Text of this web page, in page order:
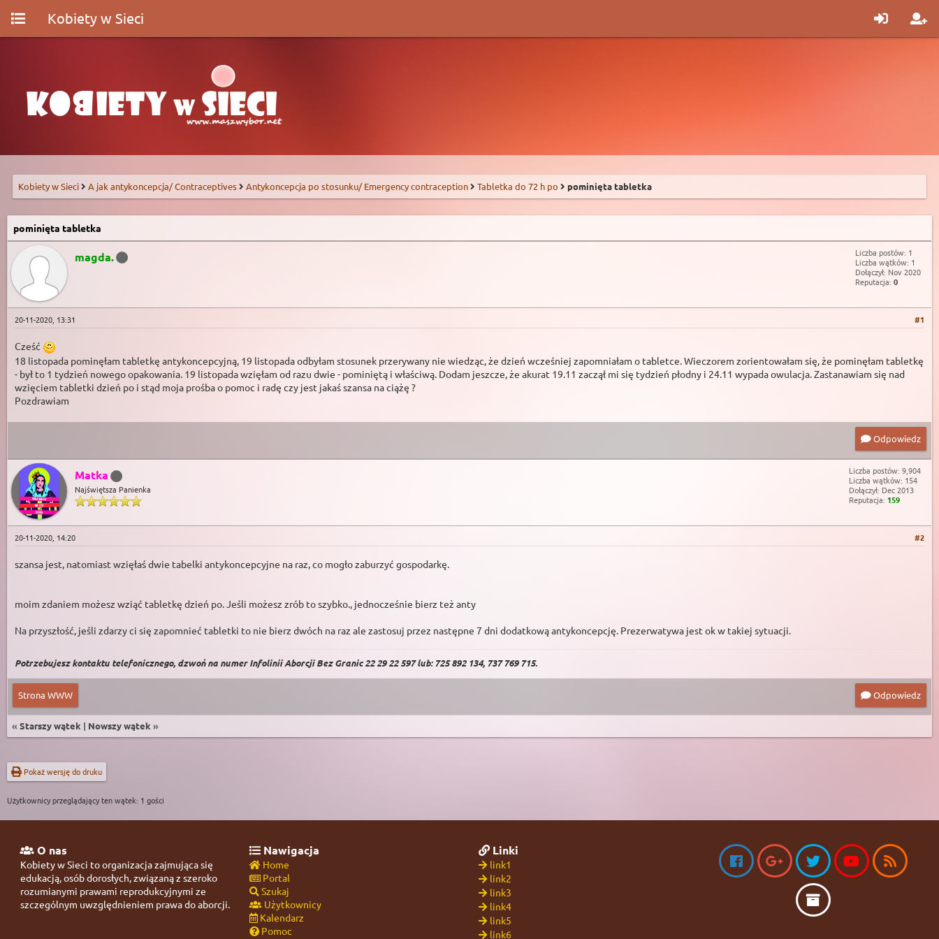
Kobiety w Sieci
Kobiety w Sieci A jak antykoncepcja/ Contraceptives Antykoncepcja po stosunku/ Emergency contraception Tabletka do 72 h po pominięta tabletka
pominięta tabletka
magda.
Liczba postów: 1
Liczba wątków: 1
Dołączył: Nov 2020
Reputacja: 0
#1
20-11-2020, 13:31
Cześć
18 listopada pominęłam tabletkę antykoncepcyjną, 19 listopada odbyłam stosunek przerywany nie wiedząc, że dzień wcześniej zapomniałam o tabletce. Wieczorem zorientowałam się, że pominęłam tabletkę
- był to 1 tydzień nowego opakowania. 19 listopada wzięłam od razu dwie - pominiętą i właściwą. Dodam jeszcze, że akurat 19.11 zaczął mi się tydzień płodny i 24.11 wypada owulacja. Zastanawiam się nad
wzięciem tabletki dzień po i stąd moja prośba o pomoc i radę czy jest jakaś szansa na ciążę ?
Pozdrawiam
Odpowiedz
Matka
Najświętsza Panienka
Liczba postów: 9,904
Liczba wątków: 154
Dołączył: Dec 2013
Reputacja: 159
#2
20-11-2020, 14:20
szansa jest, natomiast wzięłaś dwie tabelki antykoncepcyjne na raz, co mogło zaburzyć gospodarkę.
moim zdaniem możesz wziąć tabletkę dzień po. Jeśli możesz zrób to szybko., jednocześnie bierz też anty
Na przyszłość, jeśli zdarzy ci się zapomnieć tabletki to nie bierz dwóch na raz ale zastosuj przez następne 7 dni dodatkową antykoncepcję. Prezerwatywa jest ok w takiej sytuacji.
Potrzebujesz kontaktu telefonicznego, dzwoń na numer Infolinii Aborcji Bez Granic 22 29 22 597 lub: 725 892 134, 737 769 715.
Strona WWW Odpowiedz
« Starszy wątek | Nowszy wątek »
Pokaż wersję do druku
Użytkownicy przeglądający ten wątek: 1 gości
O nas
Kobiety w Sieci to organizacja zajmująca się
edukacją, osób dorosłych, związaną z szeroko
rozumianymi prawami reprodukcyjnymi ze
szczególnym uwzględnieniem prawa do aborcji.
Nawigacja
Home
Portal
Szukaj
Użytkownicy
Kalendarz
Pomoc
Linki
link1
link2
link3
link4
link5
link6